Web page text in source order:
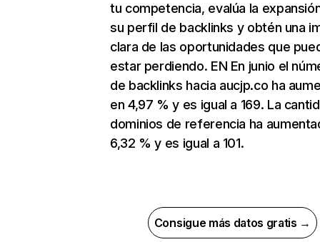
tu competencia, evalúa la
su perfil de backlinks y obtén una
clara de las oportunidades que
estar perdiendo. EN En junio el
de backlinks hacia aucjp.co ha
en 4,97 % y es igual a 169. La
dominios de referencia ha
6,32 % y es igual a 101.
Consigue más datos gratis →